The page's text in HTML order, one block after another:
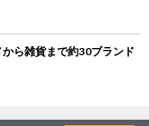
ら雑貨まで約30ブランド